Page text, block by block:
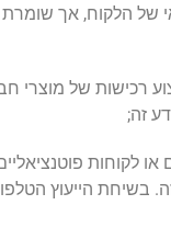
רכישות של מוצרי
זה;
או לקוחות
בשיחת הייעוץ